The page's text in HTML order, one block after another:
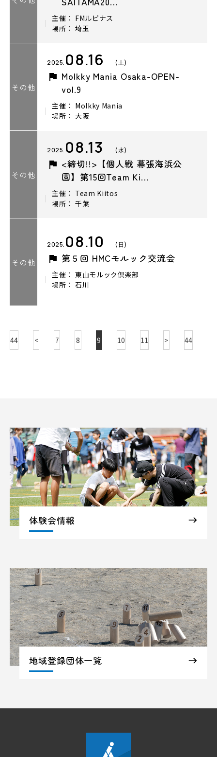
主催： FMルピナス
場所： 埼玉
その他
2025. 08.16 (土)
Molkky Mania Osaka-OPEN-
vol.9
主催： Molkky Mania
場所： 大阪
その他
2025. 08.13 (水)
<締切!!>【個人戦 幕張海浜公
園】第15回Team Ki…
主催： Team Kiitos
場所： 千葉
その他
2025. 08.10 (日)
第５回 HMCモルック交流会
主催： 東山モルック倶楽部
場所： 石川
44 < 7 8 9 10 11 > 44
体験会情報
地域登録団体一覧